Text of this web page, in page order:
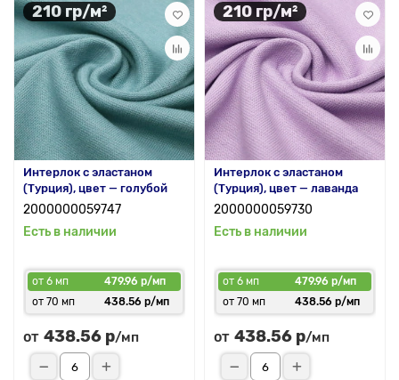
210 гр/м²
Интерлок с эластаном
(Турция), цвет — голубой
2000000059747
Есть в наличии
от 6 мп
479.96 р/мп
от 70 мп
438.56 р/мп
от 438.56 р/мп
210 гр/м²
Интерлок с эластаном
(Турция), цвет — лаванда
2000000059730
Есть в наличии
от 6 мп
479.96 р/мп
от 70 мп
438.56 р/мп
от 438.56 р/мп